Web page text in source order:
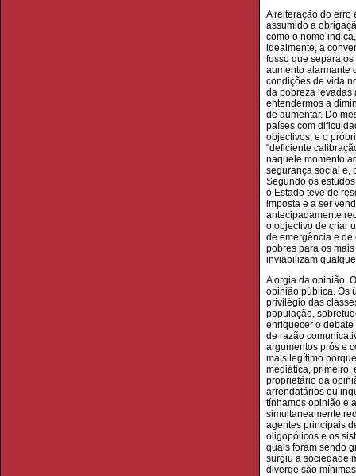
A reiteração do erro
assumido a
como o nome
idealmente, a
fosso que separa
aumento alarmante
condições de vida
da pobreza levadas
entendermos a
de aumentar. Do
países com
objectivos, e o
"deficiente
naquele momento
segurança social e,
Segundo os
o Estado teve de
imposta e a ser
antecipadamente
o objectivo de criar
de emergência e de
pobres para os
inviabilizam
A orgia da opinião.
opinião pública. Os
privilégio das
população,
enriquecer o
de razão
argumentos prós e
mais legítimo
mediática, primeiro,
proprietário da
arrendatários ou
tínhamos opinião e
simultaneamente
agentes principais
oligopólicos e os
quais foram sendo
surgiu a sociedade
diverge são